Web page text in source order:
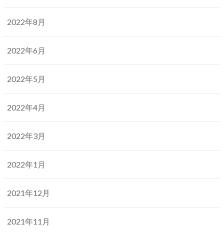
2022年8月
2022年6月
2022年5月
2022年4月
2022年3月
2022年1月
2021年12月
2021年11月